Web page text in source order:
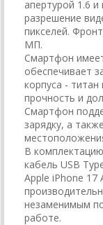
апертурой 1.6
разрешение
пикселей.
МП.
Смартфон
обеспечивает
корпуса - титан
прочность и
Смартфон
зарядку, а
В
кабель USB
Apple iPhone 17
незаменимым
работе.